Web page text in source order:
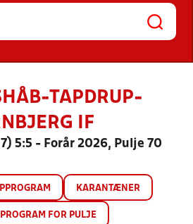
HOLD
TAPDRUP-
IF
5:5 - Forår 2026, Pulje 70
KARANTÆNER
FOR PULJE